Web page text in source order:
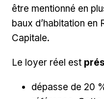
être mentionné en
baux d’habitation en
Capitale.
Le loyer réel est
dépasse de 20